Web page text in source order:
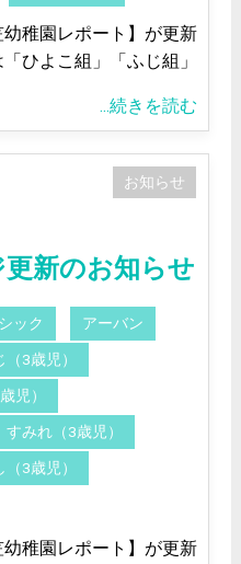
稚園レポート】が更新
ひよこ組」「ふじ組」
...続きを読む
新のお知らせ
お知らせ
ック アーバン
3歳児）
児）
すみれ（3歳児）
3歳児）
稚園レポート】が更新